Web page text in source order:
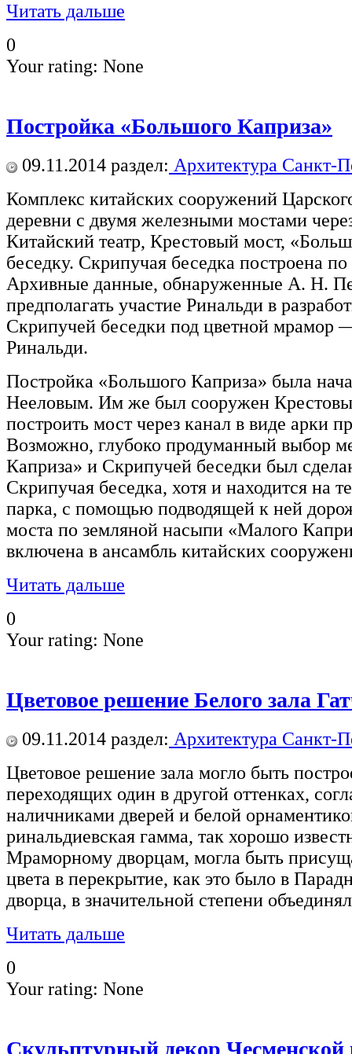
Читать дальше
0
Your rating: None
Постройка «Большого Каприза»
09.11.2014 раздел: Архитектура Санкт-
Комплекс китайских сооружений
деревни с двумя железными мостами
Китайский театр, Крестовый мост,
беседку. Скрипучая беседка построена
Архивные данные, обнаруженные А. Н.
предполагать участие Ринальди в
Скрипучей беседки под цветной мрамор
Ринальди.
Постройка «Большого Каприза» была
Нееловым. Им же был сооружен
построить мост через канал в виде арки
Возможно, глубоко продуманный выбор
Каприза» и Скрипучей беседки был
Скрипучая беседка, хотя и находится на
парка, с помощью подводящей к ней
моста по земляной насыпи «Малого
включена в ансамбль китайских
Читать дальше
0
Your rating: None
Цветовое решение Белого зала
09.11.2014 раздел: Архитектура Санкт-
Цветовое решение зала могло быть
переходящих один в другой оттенках,
наличниками дверей и белой
ринальдиевская гамма, так хорошо
Мраморному дворцам, могла быть
цвета в перекрытие, как это было в
дворца, в значительной степени
Читать дальше
0
Your rating: None
Скульптурный декор